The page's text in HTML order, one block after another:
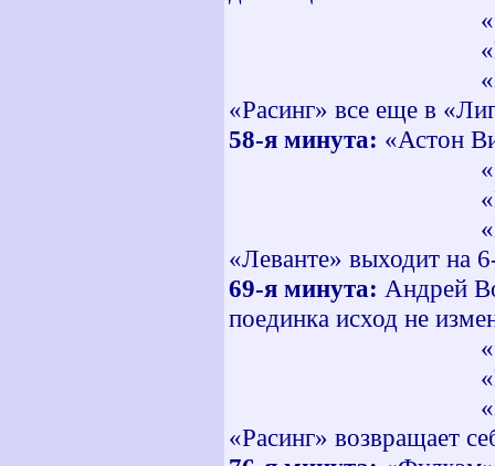
«Овьедо» -
«Мальорка»
«Бенфика» -
«Расинг» все еще в
58-я минута: «Астон
«Овьедо» -
«Мальорка»
«Бенфика» -
«Леванте» выходит на
69-я минута: Андрей
поединка исход не
«Овьедо» -
«Мальорка»
«Бенфика» -
«Расинг» возвращает